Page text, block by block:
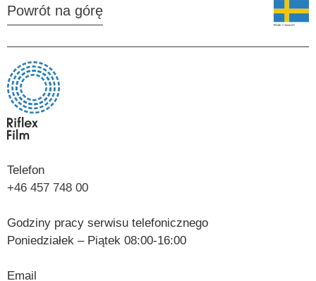
Powrót na górę
Telefon
+46 457 748 00
Godziny pracy serwisu telefonicznego
Poniedziałek – Piątek 08:00-16:00
Email